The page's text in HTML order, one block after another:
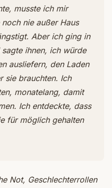
musste ich mir
nie außer Haus
Aber ich ging in
ihnen, ich würde
ausliefern, den Laden
sie brauchten. Ich
monatelang, damit
Ich entdeckte, dass
für möglich gehalten
Not, Geschlechterrollen